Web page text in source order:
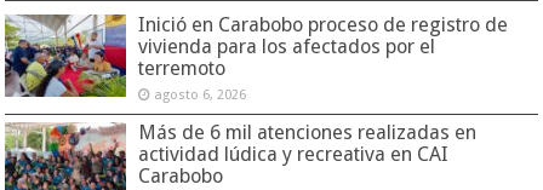
Inició en Carabobo proceso de registro de
vivienda para los afectados por el
terremoto
agosto 6, 2026
Más de 6 mil atenciones realizadas en
actividad lúdica y recreativa en CAI
Carabobo